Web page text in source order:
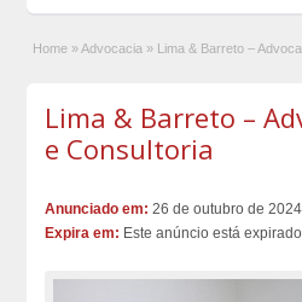
Home » Advocacia » Lima & Barreto –
Lima & Barreto –
e Consultoria
Anunciado em: 26 de outubro de
Expira em: Este anúncio está expirado